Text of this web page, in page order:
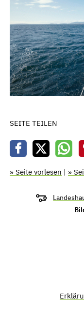
SEITE TEILEN
» Seite vorlesen | »